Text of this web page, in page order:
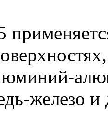
железо и